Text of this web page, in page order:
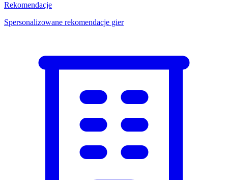
Rekomendacje
Spersonalizowane rekomendacje gier